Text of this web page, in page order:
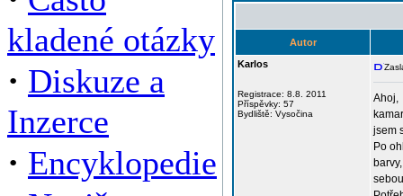
kladené otázky
· Diskuze a
Inzerce
· Encyklopedie
Autor
Karlos
Registrace: 8.8. 2011
Příspěvky: 57
Bydliště: Vysočina
Ahoj,
jsem
Po